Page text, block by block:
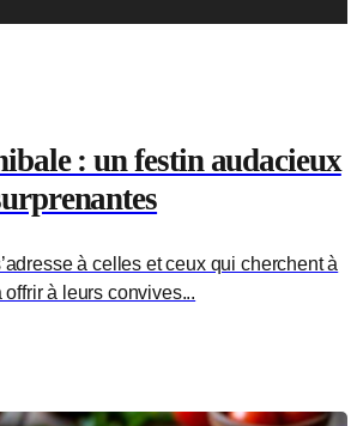
: un festin audacieux
à celles et ceux qui cherchent à
à leurs convives...